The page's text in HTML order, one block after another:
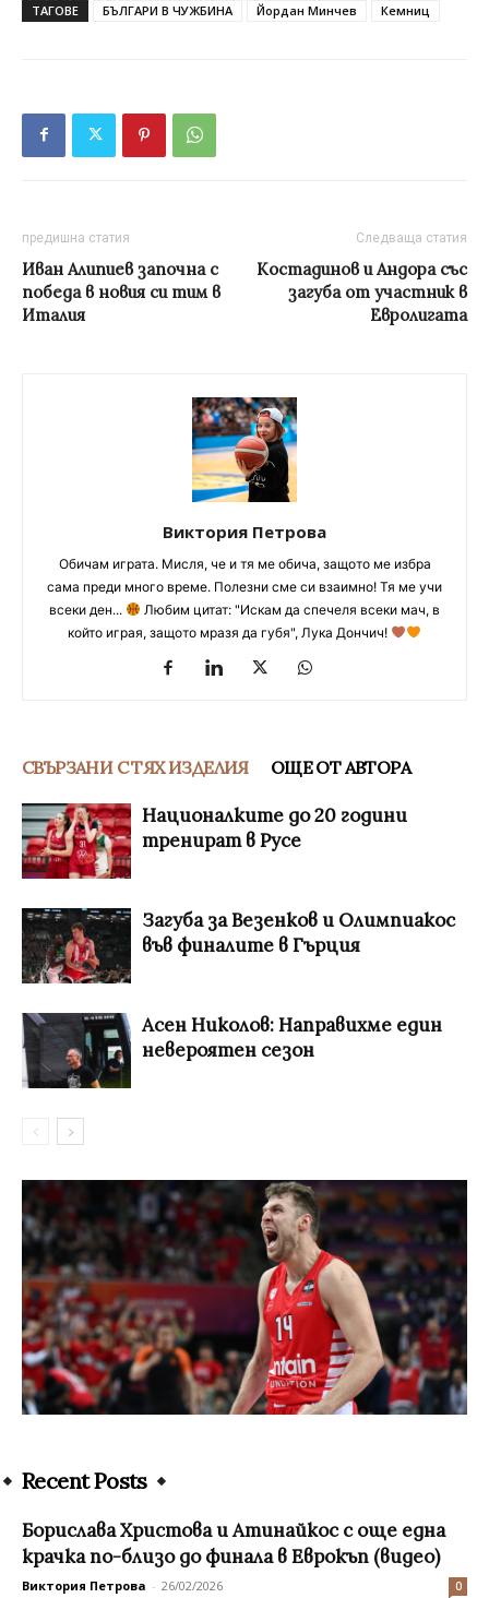
ТАГОВЕ БЪЛГАРИ В ЧУЖБИНА Йордан Минчев Кемниц
предишна статия
Иван Алипиев започна с
победа в новия си тим в
Италия
Следваща статия
Костадинов и Андора със
загуба от участник в
Евролигата
Виктория Петрова
Обичам играта. Мисля, че и тя ме обича, защото ме избра
сама преди много време. Полезни сме си взаимно! Тя ме учи
всеки ден...
Любим цитат: "Искам да спечеля всеки мач, в
който играя, защото мразя да губя", Лука Дончич!
СВЪРЗАНИ С ТЯХ ИЗДЕЛИЯ ОЩЕ ОТ АВТОРА
Националките до 20 години
тренират в Русе
Загуба за Везенков и Олимпиакос
във финалите в Гърция
Асен Николов: Направихме един
невероятен сезон
Recent Posts
Бориславa Христова и Атинайкос с още една
крачка по-близо до финала в Еврокъп (видео)
Виктория Петрова - 26/02/2026 0